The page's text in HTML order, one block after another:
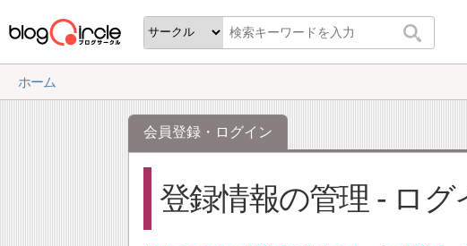
ホーム
会員登録・ログイン
登録情報の管理 - ログ